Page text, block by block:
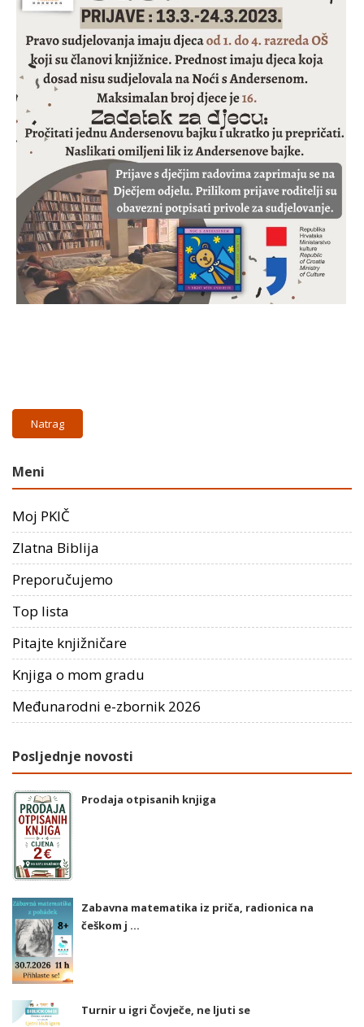
Natrag
Meni
Moj PKIČ
Zlatna Biblija
Preporučujemo
Top lista
Pitajte knjižničare
Knjiga o mom gradu
Međunarodni e-zbornik 2026
Posljednje novosti
Prodaja otpisanih knjiga
Zabavna matematika iz priča, radionica na
češkom j ...
Turnir u igri Čovječe, ne ljuti se